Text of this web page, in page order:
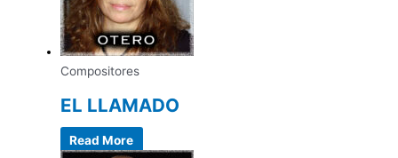
Compositores
EL LLAMADO
Read More